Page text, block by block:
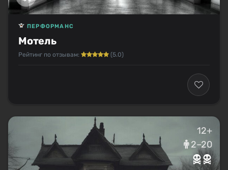
Мотель
ПЕРФОРМАНС
Рейтинг по отзывам: (5.0)
12+
2–20